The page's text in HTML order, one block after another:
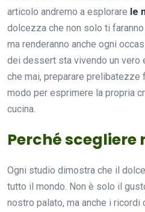
articolo andremo a esplorare le
dolcezza che non solo ti faranno
ma renderanno anche ogni
dei dessert sta vivendo un vero
che mai, preparare prelibatezze
modo per esprimere la propria
cucina.
Perché
Ogni studio dimostra che il
tutto il mondo. Non è solo il
nostro palato, ma anche i ricordi